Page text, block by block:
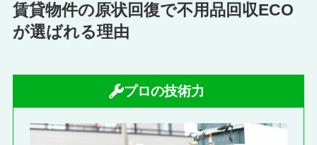
賃貸物件の原状回復で不用品回収ECO
が選ばれる理由
プロの技術力